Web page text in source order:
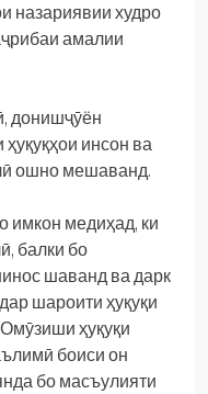
назариявии худро
амалии
донишҷӯён
инсон ва
ошно мешаванд.
имкон медиҳад, ки
балки бо
шаванд ва дарк
шароити ҳуқуқи
ҳуқуқи
боиси он
бо масъулияти